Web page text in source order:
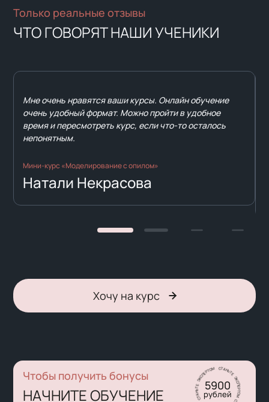
Только реальные отзывы
ЧТО ГОВОРЯТ НАШИ УЧЕНИКИ
Мне очень нравятся ваши курсы. Онлайн обучение
очень удобный формат. Можно пройти в удобное
время и пересмотреть курс, если что-то осталось
непонятным.
Мини-курс «Моделирование с опилом»
Натали Некрасова
Хочу на курс
Чтобы получить бонусы
НАЧНИТЕ ОБУЧЕНИЕ
5900
рублей С
Т
А
Н
Ь
Ь
Т
Е
Э
К
С
П
Е
РТОМ
СТАН ЬТЕ ЭКС
ПЕР
Т
О
М